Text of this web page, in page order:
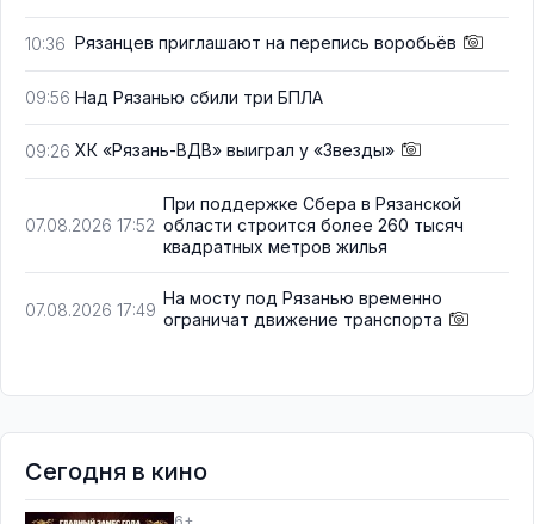
10:36 Рязанцев приглашают на перепись воробьёв
09:56 Над Рязанью сбили три БПЛА
09:26 ХК «Рязань-ВДВ» выиграл у «Звезды»
07.08.2026 17:52
При поддержке Сбера в Рязанской
области строится более 260 тысяч
квадратных метров жилья
07.08.2026 17:49
На мосту под Рязанью временно
ограничат движение транспорта
Сегодня в кино